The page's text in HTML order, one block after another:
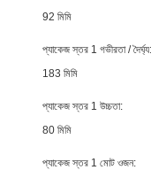
92 মিমি
প্যাকেজ স্তর 1 গভীরতা / দৈর্ঘ্য:
183 মিমি
প্যাকেজ স্তর 1 উচ্চতা:
80 মিমি
প্যাকেজ স্তর 1 মোট ওজন: